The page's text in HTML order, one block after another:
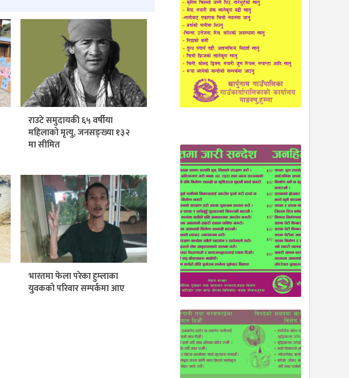
राउटे समुदायकी ६५ वर्षीया
महिलाको मृत्यु, जनसङ्ख्या १३२
मा सीमित
भारतमा फेला परेका हुम्लाका
युवकको परिवार सम्पर्कमा आए